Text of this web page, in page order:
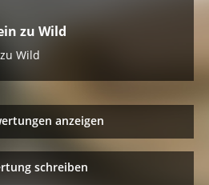
zu Wild
Wild
anzeigen
schreiben